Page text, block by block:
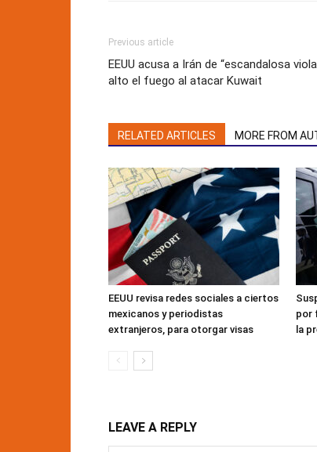
Previous article
EEUU acusa a Irán de “escandalosa
alto el fuego al atacar Kuwait
RELATED ARTICLES MORE FROM
EEUU revisa redes sociales a ciertos
mexicanos y periodistas
extranjeros, para otorgar visas
por
la
LEAVE A REPLY